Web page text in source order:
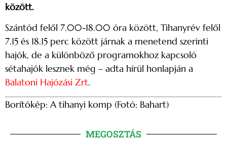
között.
Szántód felől 7.00-18.00 óra között, Tihanyrév felől
7.15 és 18.15 perc között járnak a menetend szerinti
hajók, de a különböző programokhoz kapcsoló
sétahajók lesznek még – adta hírül honlapján a
Balatoni Hajózási Zrt.
Borítókép: A tihanyi komp (Fotó: Bahart)
MEGOSZTÁS